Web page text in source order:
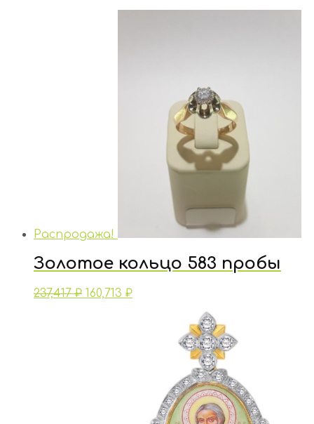
Распродажа!
Золотое кольцо 583 пробы
237,417₽ 160,713 ₽